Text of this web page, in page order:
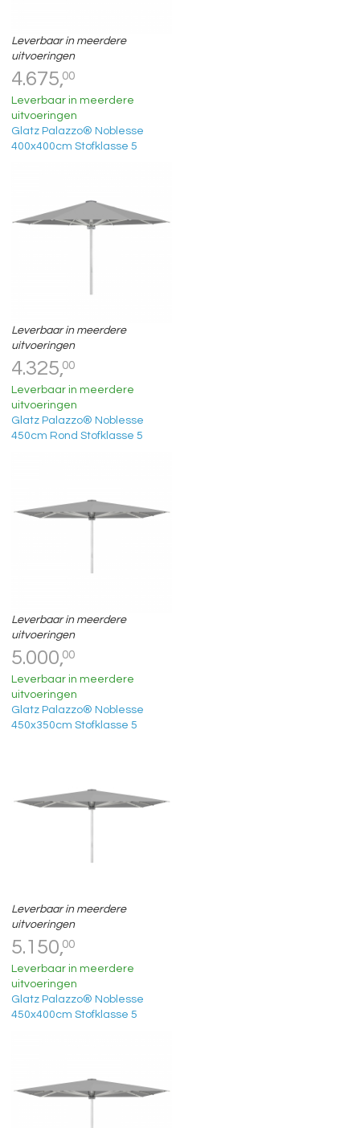
Leverbaar in meerdere
uitvoeringen
4.675,00
Leverbaar in meerdere
uitvoeringen
Glatz Palazzo® Noblesse
400x400cm Stofklasse 5
Leverbaar in meerdere
uitvoeringen
4.325,00
Leverbaar in meerdere
uitvoeringen
Glatz Palazzo® Noblesse
450cm Rond Stofklasse 5
Leverbaar in meerdere
uitvoeringen
5.000,00
Leverbaar in meerdere
uitvoeringen
Glatz Palazzo® Noblesse
450x350cm Stofklasse 5
Leverbaar in meerdere
uitvoeringen
5.150,00
Leverbaar in meerdere
uitvoeringen
Glatz Palazzo® Noblesse
450x400cm Stofklasse 5